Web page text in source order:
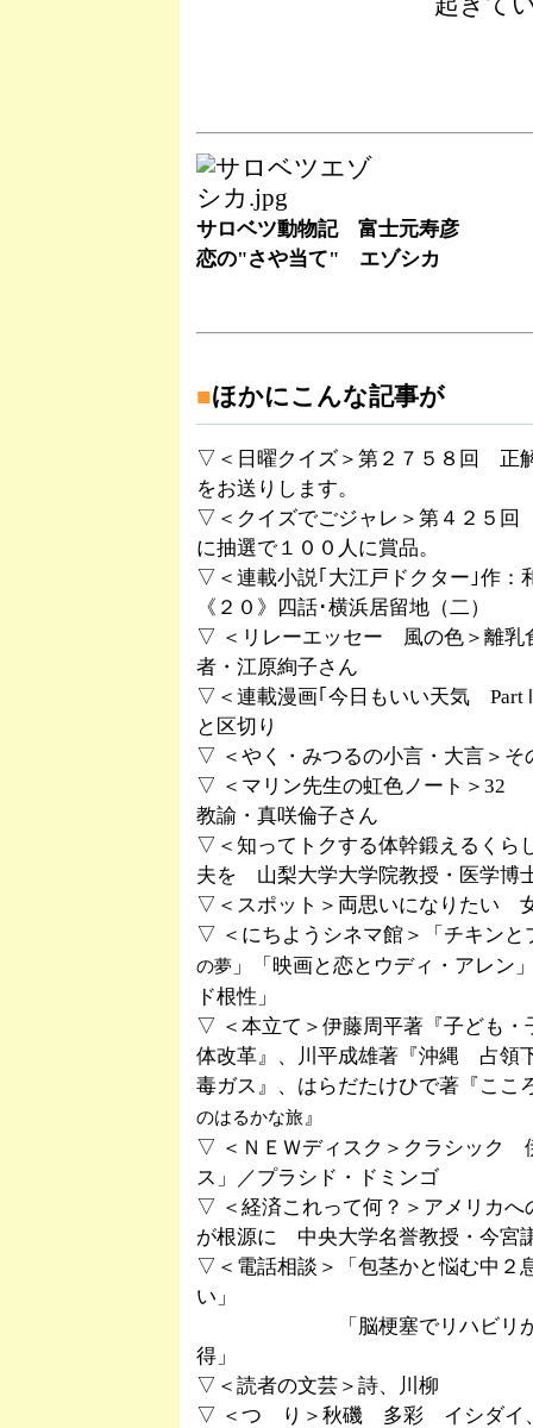
サロベツ動物記 富士元寿彦
恋の"さや当て" エゾシカ
■ほかにこんな記事が
▽＜日曜クイズ＞第２７５８回 正
をお送りします。
▽＜クイズでごジャレ＞第４２５
に抽選で１００人に賞品。
▽＜連載小説｢大江戸ドクター｣作：
《２０》四話･横浜居留地（二）
▽ ＜リレーエッセー 風の色＞離
者・江原絢子さん
▽＜連載漫画｢今日もいい天気
と区切り
▽ ＜やく・みつるの小言・大言＞そ
▽ ＜マリン先生の虹色ノート＞32
教諭・真咲倫子さん
▽＜知ってトクする体幹鍛えるく
夫を 山梨大学大学院教授・医学博
▽＜スポット＞両思いになりたい
▽ ＜にちようシネマ館＞「チキンと
の夢 」「映画と恋とウディ・アレン
ド根性」
▽ ＜本立て＞伊藤周平著『子ども・
体改革』、川平成雄著『沖縄 占領
毒ガス』、はらだたけひで著『ここ
のはるかな旅 』
▽ ＜ＮＥＷディスク＞クラシック
ス」／プラシド・ドミンゴ
▽ ＜経済これって何？＞アメリカ
が根源に 中央大学名誉教授・今宮
▽＜電話相談＞「包茎かと悩む中
い」
「脳梗塞でリハビリが必
得」
▽＜読者の文芸＞詩、川柳
▽ ＜つ り＞秋磯 多彩 イシダイ